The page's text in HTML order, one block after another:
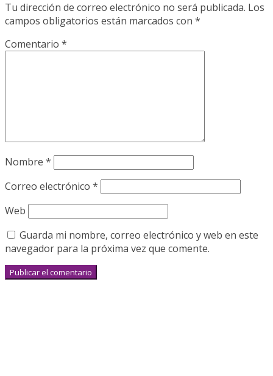
Tu dirección de correo electrónico no será publicada. Los
campos obligatorios están marcados con *
Comentario *
Nombre *
Correo electrónico *
Web
Guarda mi nombre, correo electrónico y web en este
navegador para la próxima vez que comente.